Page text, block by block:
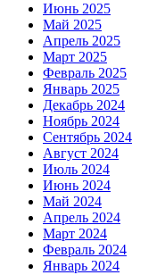
Июнь 2025
Май 2025
Апрель 2025
Март 2025
Февраль 2025
Январь 2025
Декабрь 2024
Ноябрь 2024
Сентябрь 2024
Август 2024
Июль 2024
Июнь 2024
Май 2024
Апрель 2024
Март 2024
Февраль 2024
Январь 2024